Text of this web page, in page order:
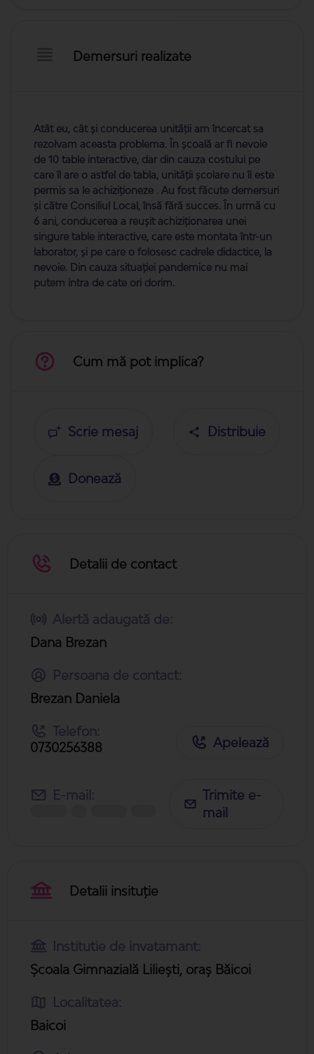
Demersuri realizate
Atât eu, cât și conducerea unității am încercat sa
rezolvam aceasta problema. În școală ar fi nevoie
de 10 table interactive, dar din cauza costului pe
care îl are o astfel de tabla, unității școlare nu îi este
permis sa le achiziționeze . Au fost făcute demersuri
și către Consiliul Local, însă fără succes. În urmă cu
6 ani, conducerea a reușit achiziționarea unei
singure table interactive, care este montata într-un
laborator, și pe care o folosesc cadrele didactice, la
nevoie. Din cauza situației pandemice nu mai
putem intra de cate ori dorim.
Cum mă pot implica?
Scrie mesaj Distribuie
Donează
Detalii de contact
Alertă adaugată de:
Dana Brezan
Persoana de contact:
Brezan Daniela
Telefon:
0730256388
Apelează
E-mail:
Trimite e-
mail
Detalii insituție
Institutie de invatamant:
Școala Gimnazială Liliești, oraș Băicoi
Localitatea:
Baicoi